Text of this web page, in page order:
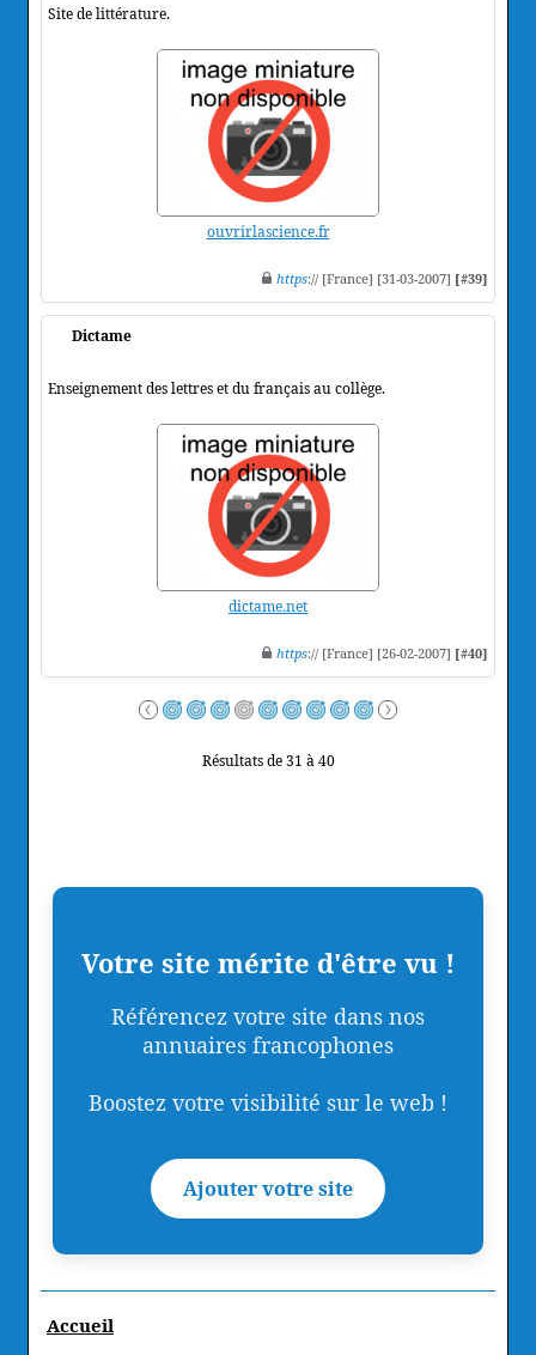
Site de littérature.
ouvrirlascience.fr
https:// [France] [31-03-2007] [#39]
Dictame
Enseignement des lettres et du français au collège.
dictame.net
https:// [France] [26-02-2007] [#40]
Résultats de 31 à 40
Votre site mérite d'être vu !
Référencez votre site dans nos
annuaires francophones
Boostez votre visibilité sur le web !
Ajouter votre site
Accueil